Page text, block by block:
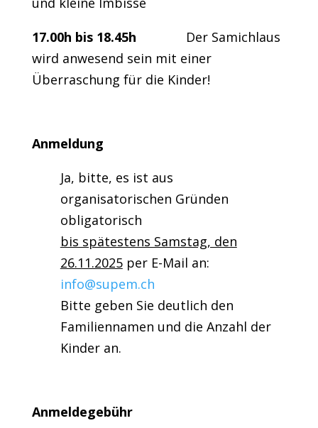
17.00h bis 18.45h Der Samichlaus
wird anwesend sein mit einer
Überraschung für die Kinder!
Anmeldung
Ja, bitte, es ist aus
organisatorischen Gründen
obligatorisch
bis spätestens Samstag, den
26.11.2025per E-Mail an:
info@supem.ch
Bitte geben Sie deutlich den
Familiennamen und die Anzahl der
Kinder an.
Anmeldegebühr